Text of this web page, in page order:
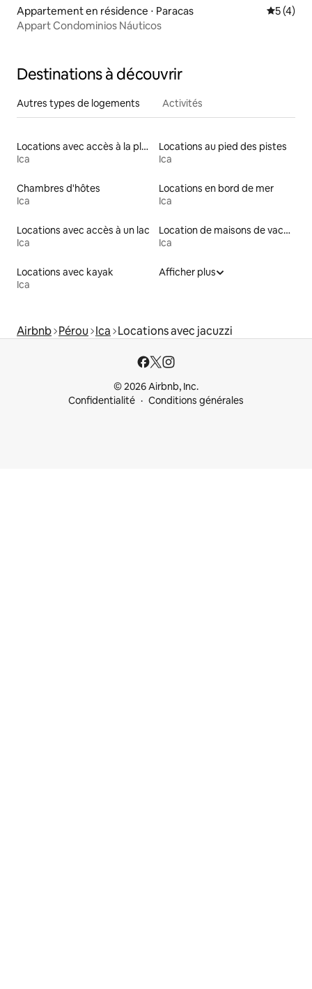
Appartement en résidence ⋅ Paracas
5 (4)
Appart Condominios Náuticos
Destinations à découvrir
Autres types de logements Activités
Locations avec accès à la plage
Ica
Locations au pied des pistes
Ica
Chambres d'hôtes
Ica
Locations en bord de mer
Ica
Locations avec accès à un lac
Ica
Location de maisons de vacances
Ica
Locations avec kayak
Ica
Afficher plus
Airbnb Pérou Ica Locations avec jacuzzi
© 2026 Airbnb, Inc.
Confidentialité
Conditions générales